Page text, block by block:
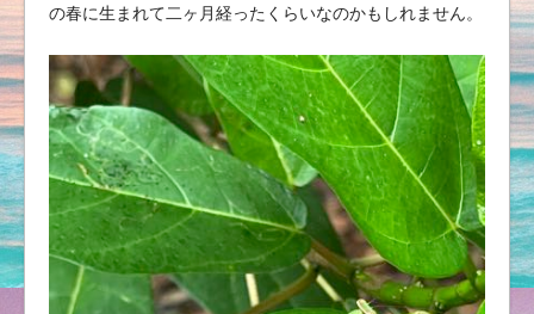
の春に生まれて二ヶ月経ったくらいなのかもしれません。